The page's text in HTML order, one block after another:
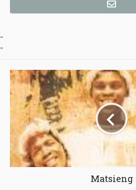
"
"
Matsieng